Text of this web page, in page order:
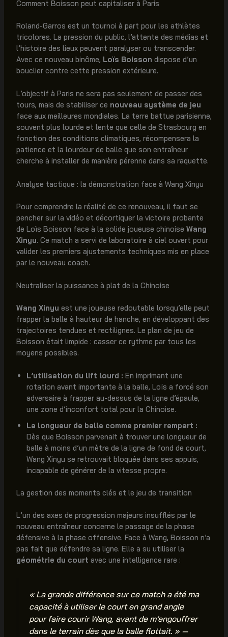
Comment Boisson peut capitaliser à Paris
Roland-Garros est un tournoi à part pour les athlètes
tricolores. La pression du public, l’attente des médias et
l’histoire des lieux peuvent paralyser ou transcender.
Avec ce nouveau binôme, Loïs Boisson dispose d’un
bouclier contre cette pression extérieure.
L’objectif à Paris ne sera pas seulement de passer des
tours, mais de stabiliser ce nouveau système de jeu
face aux meilleures mondiales. La terre battue parisienne,
souvent plus lourde et lente que celle de Strasbourg en
fonction des conditions climatiques, récompensera la
patience et la lourdeur de balle que son entraîneur
cherche à installer de manière pérenne dans sa raquette.
Analyse tactique : la démonstration face à Wang Xinyu
Pour comprendre la réalité de ce renouveau, il faut se
pencher sur la vidéo et décortiquer la victoire probante
de Loïs Boisson face à la solide joueuse chinoise Wang
Xinyu. Ce match a servi de laboratoire à ciel ouvert pour
valider les premiers ajustements techniques mis en place
par le nouveau coach.
Neutraliser la puissance à plat de la Chinoise
Wang Xinyu est une joueuse redoutable lorsqu’elle peut
frapper la balle à hauteur de hanche, en développant des
trajectoires tendues et rectilignes. Le plan de jeu de
Boisson était limpide : casser ce rythme par tous les
moyens possibles.
L’utilisation du lift lourd : En imprimant une
rotation avant importante à la balle, Loïs a forcé son
adversaire à frapper au-dessus de la ligne d’épaule,
une zone d’inconfort total pour la Chinoise.
La longueur de balle comme premier rempart :
Dès que Boisson parvenait à trouver une longueur de
balle à moins d’un mètre de la ligne de fond de court,
Wang Xinyu se retrouvait bloquée dans ses appuis,
incapable de générer de la vitesse propre.
La gestion des moments clés et le jeu de transition
L’un des axes de progression majeurs insufflés par le
nouveau entraîneur concerne le passage de la phase
défensive à la phase offensive. Face à Wang, Boisson n’a
pas fait que défendre sa ligne. Elle a su utiliser la
géométrie du court avec une intelligence rare :
« La grande différence sur ce match a été ma
capacité à utiliser le court en grand angle
pour faire courir Wang, avant de m’engouffrer
dans le terrain dès que la balle flottait. » —